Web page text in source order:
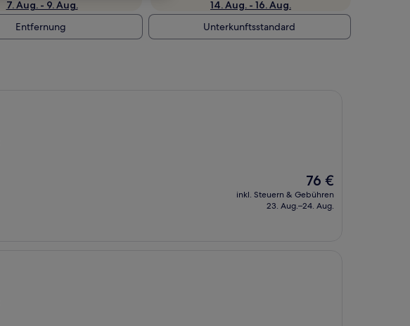
7. Aug. - 9. Aug.
14. Aug. - 16. Aug.
Entfernung Unterkunftsstandard
Der
Preis
beträgt
76 €
inkl. Steuern & Gebühren
23. Aug.–24. Aug.